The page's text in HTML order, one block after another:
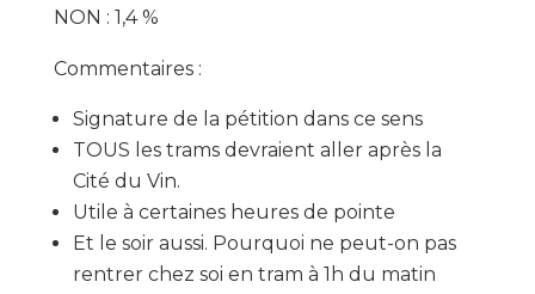
NON : 1,4 %
Commentaires :
Signature de la pétition dans ce sens
TOUS les trams devraient aller après la
Cité du Vin.
Utile à certaines heures de pointe
Et le soir aussi. Pourquoi ne peut-on pas
rentrer chez soi en tram à 1h du matin